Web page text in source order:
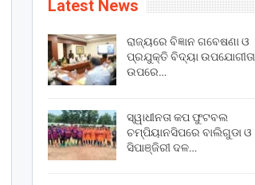
Latest News
ରାଜ୍ୟରେ ବିଜ୍ଞାନ ଗବେଷଣା ଓ
ପ୍ରଯୁକ୍ତି ବିଦ୍ୟା ଉପଯୋଗୀତା
ଉପରେ…
ସ୍ୱାଧୀନତା କପ ଫୁଟବଲ
ଚମ୍ପିୟାନସିପରେ ବାଲିଗୁଡା ଓ
ସିପାଞ୍ଜିରୀ ଦଳ…